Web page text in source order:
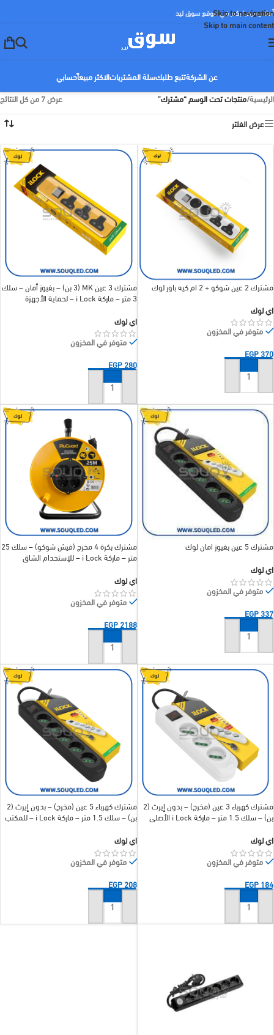
Skip to navigation
Skip to main content
أهلا ومرحبا بكم في موقع سوق ليد
عن الشركةتتبع طلبكسلة المشترياتالاكثر مبيعاًحسابي
الرئيسية/منتجات تحت الوسم “مشترك”
عرض ⁦7⁩ من كل النتائج
عرض الفلتر
مشترك 2 عين شوكو + 2 ام كيه باور لوك
اي لوك
متوفر في المخزون
EGP370
إضافة إلى السلة
مشترك 3 عين MK (3 بن) – بفيوز أمان – سلك
3 متر – ماركة i Lock – لحماية الأجهزة
اي لوك
متوفر في المخزون
EGP280
إضافة إلى السلة
مشترك 5 عين بفيوز امان لوك
اي لوك
متوفر في المخزون
EGP337
إضافة إلى السلة
مشترك بكرة 4 مخرج (فيش شوكو) – سلك 25
متر – ماركة i Lock – للإستخدام الشاق
اي لوك
متوفر في المخزون
EGP2188
إضافة إلى السلة
مشترك كهرباء 3 عين (مخرج) – بدون إيرث (2
بن) – سلك 1.5 متر – ماركة i Lock الأصلي
اي لوك
متوفر في المخزون
EGP184
إضافة إلى السلة
مشترك كهرباء 5 عين (مخرج) – بدون إيرث (2
بن) – سلك 1.5 متر – ماركة i Lock – للمكتب
اي لوك
متوفر في المخزون
EGP208
إضافة إلى السلة